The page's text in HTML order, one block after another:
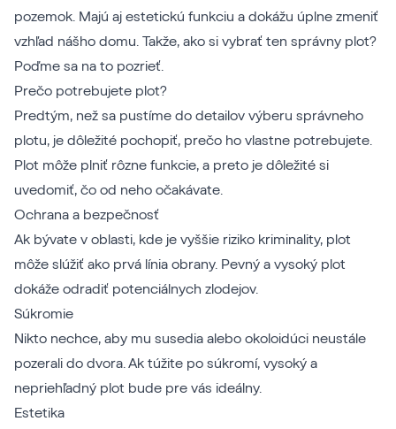
pozemok. Majú aj estetickú funkciu a dokážu úplne zmeniť
vzhľad nášho domu. Takže, ako si vybrať ten správny plot?
Poďme sa na to pozrieť.
Prečo potrebujete plot?
Predtým, než sa pustíme do detailov výberu správneho
plotu, je dôležité pochopiť, prečo ho vlastne potrebujete.
Plot môže plniť rôzne funkcie, a preto je dôležité si
uvedomiť, čo od neho očakávate.
Ochrana a bezpečnosť
Ak bývate v oblasti, kde je vyššie riziko kriminality, plot
môže slúžiť ako prvá línia obrany. Pevný a vysoký plot
dokáže odradiť potenciálnych zlodejov.
Súkromie
Nikto nechce, aby mu susedia alebo okoloidúci neustále
pozerali do dvora. Ak túžite po súkromí, vysoký a
nepriehľadný plot bude pre vás ideálny.
Estetika